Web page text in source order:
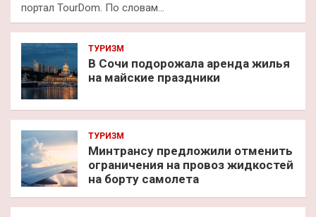
портал TourDom. По словам…
ТУРИЗМ
В Сочи подорожала аренда жилья
на майские праздники
ТУРИЗМ
Минтрансу предложили отменить
ограничения на провоз жидкостей
на борту самолета